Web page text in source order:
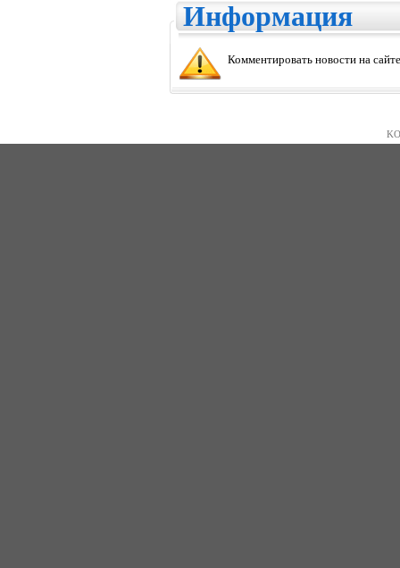
Информация
Комментировать новости на